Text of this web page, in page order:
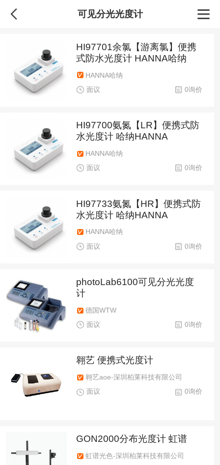
可见分光光度计
HI97701余氯【游离氯】便携
式防水光度计 HANNA哈纳
HANNA哈纳
0询价
面议
HI97700氨氮【LR】便携式防
水光度计 哈纳HANNA
HANNA哈纳
0询价
面议
HI97733氨氮【HR】便携式防
水光度计 哈纳HANNA
HANNA哈纳
0询价
面议
photoLab6100可见分光光度
计
德国WTW
0询价
面议
翱艺 便携式光度计
翱艺aoe-深圳柏莱科技有限公司
0询价
面议
GON2000分布光度计 虹谱
虹谱光色-深圳柏莱科技有限公司